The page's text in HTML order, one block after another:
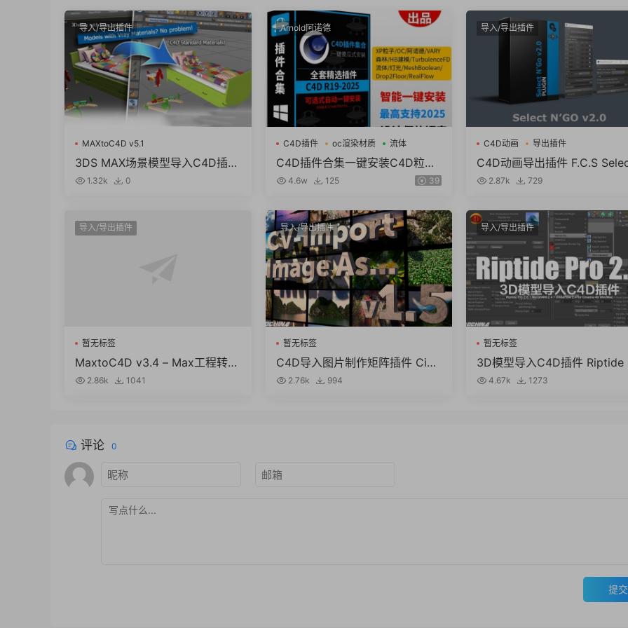
导入/导出插件
MAXtoC4D v5.1
3DS MAX场景模型导入C4D插件
MAXtoC4D v5.1 R15-R24 Win
1.32k 0
Arnold阿诺德
C4D插件 oc渲染材质 流体
C4D插件合集一键安装C4D粒子
插件流体OC渲染材质素材包支持
4.6w 125 39
导入/导出插件
C4D动画 导出插件
C4D动画导出插件 F.C.S
N’Go v2.0 for Cinema 4D
2.87k 729
导入/导出插件
暂无标签
MaxtoC4D v3.4 – Max工程转C
4D工程插件中文版
2.86k 1041
导入/导出插件
暂无标签
C4D导入图片制作矩阵插件 Cine
versity CV-Import Image As 1.5
2.76k 994
导入/导出插件
暂无标签
3D模型导入C4D插件 Riptide
o 2.6 + MorphMill 2.4 +
4.67k 1273
评论 0
提交